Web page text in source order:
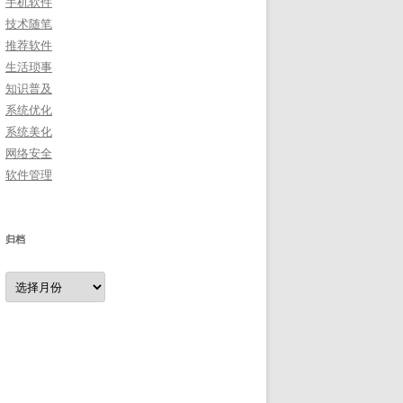
技术随笔
推荐软件
生活琐事
知识普及
系统优化
系统美化
网络安全
软件管理
归档
归
档